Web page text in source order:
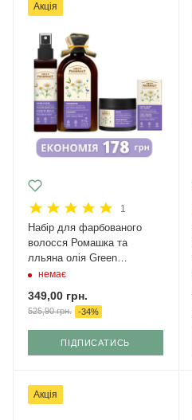
Акція
1
Набір для фарбованого
волосся Ромашка та
лльяна олія Green
Pharmacy
немає
349,00 грн.
525,90грн. -34%
ПІДПИСАТИСЬ
Акція